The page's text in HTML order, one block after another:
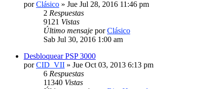
porClásico » Jue Jul 28, 2016 11:46 pm
2 Respuestas
9121 Vistas
Último mensaje porClásico
Sab Jul 30, 2016 1:00 am
Desbloquear PSP 3000
porCID_VII » Jue Oct 03, 2013 6:13 pm
6 Respuestas
11340 Vistas